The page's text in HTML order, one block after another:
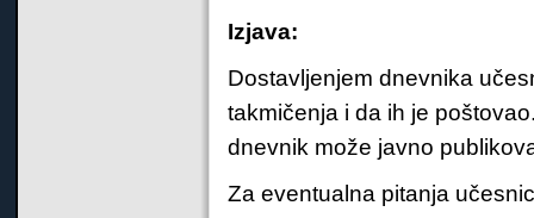
Izjava:
Dostavljenjem dnevnika
takmičenja i da ih je
dnevnik može javno
Za eventualna pitanja